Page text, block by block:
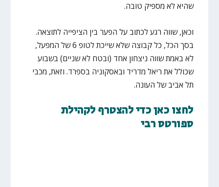
שהיא לא מספיק טובה.
וכאן, שווה רגע לכתוב על הפער בין הציפייה לתוצאה.
בסך הכל, כל קבוצה שלא שייכת לטופ 6 של המפעל,
לא באמת שווה ניצחון אחד (ובטח לא שניים) בשבוע
שכולל את ריאל מדריד ובאסקוניה בספרד. וזאת, מכבי
תל אביב של העונה.
לחצו כאן כדי להצטרף לקהילת
ספורטס רבי